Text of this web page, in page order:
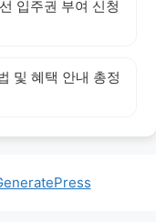
입주권 부여 신청
및 혜택 안내 총정